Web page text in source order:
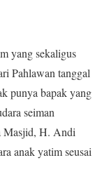
yang sekaligus
Pahlawan tanggal
punya bapak yang
seiman
Masjid, H. Andi
anak yatim seusai